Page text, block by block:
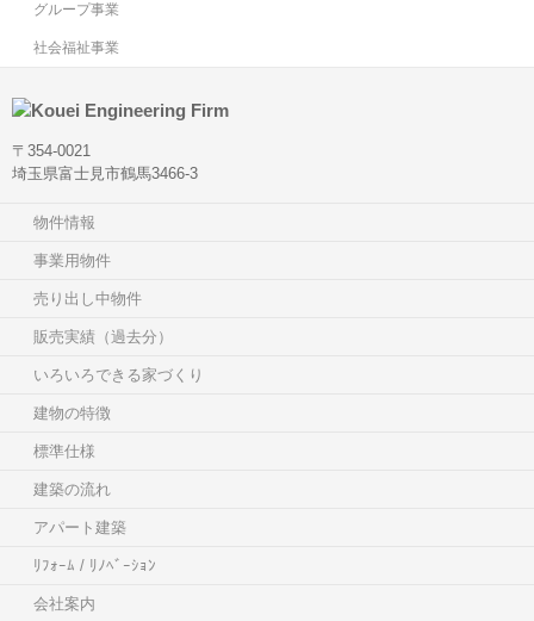
グループ事業
社会福祉事業
〒354-0021
埼玉県富士見市鶴馬3466-3
物件情報
事業用物件
売り出し中物件
販売実績（過去分）
いろいろできる家づくり
建物の特徴
標準仕様
建築の流れ
アパート建築
ﾘﾌｫｰﾑ / ﾘﾉﾍﾞｰｼｮﾝ
会社案内